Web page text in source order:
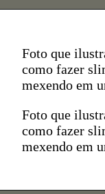
Foto que
como fazer
mexendo em
Foto que
como fazer
mexendo em